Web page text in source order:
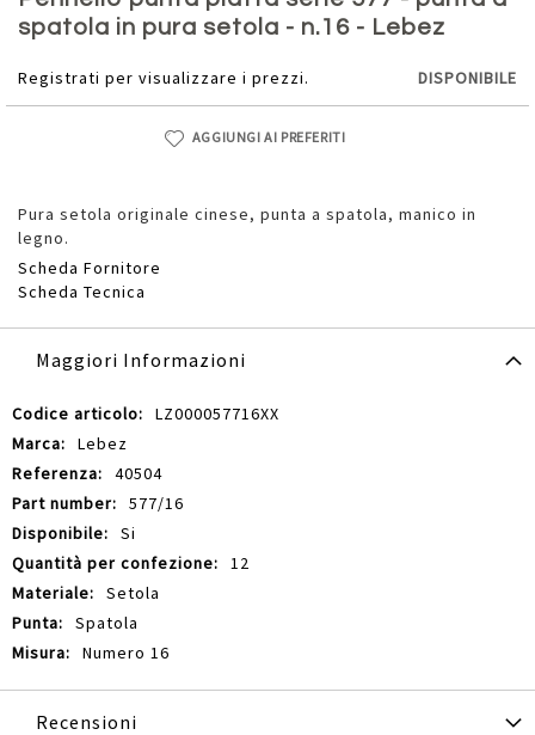
spatola in pura setola - n.16 - Lebez
Registrati per visualizzare i prezzi. DISPONIBILE
AGGIUNGI AI PREFERITI
Pura setola originale cinese, punta a spatola, manico in
legno.
Scheda Fornitore
Scheda Tecnica
della
galleria
immagini
Maggiori Informazioni
Maggiori
Informazioni
LZ000057716XX
Lebez
40504
577/16
Si
12
Setola
Spatola
Numero 16
Recensioni